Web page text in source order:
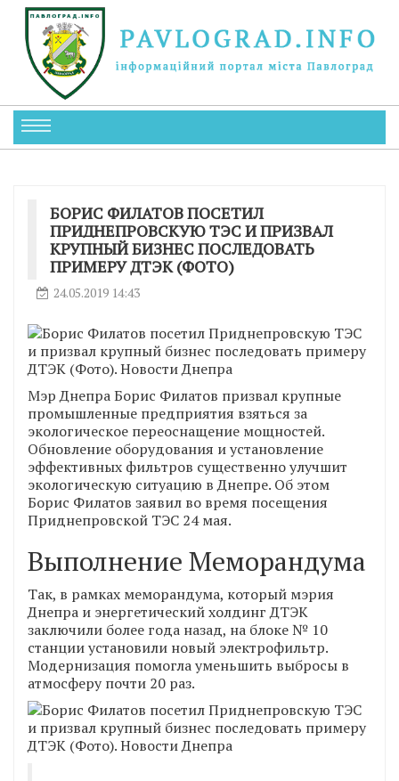
БОРИС ФИЛАТОВ ПОСЕТИЛ
ПРИДНЕПРОВСКУЮ ТЭС И ПРИЗВАЛ
КРУПНЫЙ БИЗНЕС ПОСЛЕДОВАТЬ
ПРИМЕРУ ДТЭК (ФОТО)
24.05.2019 14:43
Мэр Днепра Борис Филатов призвал крупные
промышленные предприятия взяться за
экологическое переоснащение мощностей.
Обновление оборудования и установление
эффективных фильтров существенно улучшит
экологическую ситуацию в Днепре. Об этом
Борис Филатов заявил во время посещения
Приднепровской ТЭС 24 мая.
Выполнение Меморандума
Так, в рамках меморандума, который мэрия
Днепра и энергетический холдинг ДТЭК
заключили более года назад, на блоке № 10
станции установили новый электрофильтр.
Модернизация помогла уменьшить выбросы в
атмосферу почти 20 раз.